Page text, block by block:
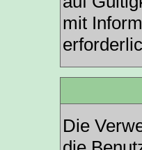
mit
Die